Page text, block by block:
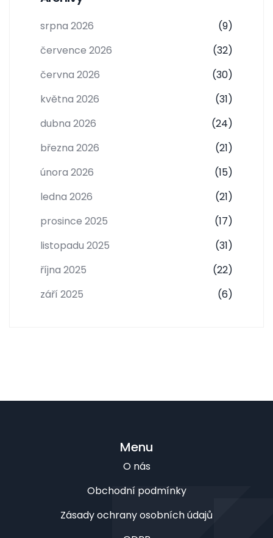
srpna 2026
(9)
července 2026
(32)
června 2026
(30)
května 2026
(31)
dubna 2026
(24)
března 2026
(21)
února 2026
(15)
ledna 2026
(21)
prosince 2025
(17)
listopadu 2025
(31)
října 2025
(22)
září 2025
(6)
Menu
O nás
Obchodní podmínky
Zásady ochrany osobních údajů